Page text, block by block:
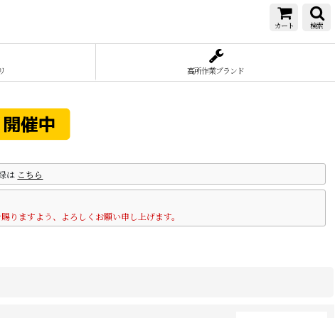
カート 検索
高所作業ブランド
は こちら
ますよう、よろしくお願い申し上げます。